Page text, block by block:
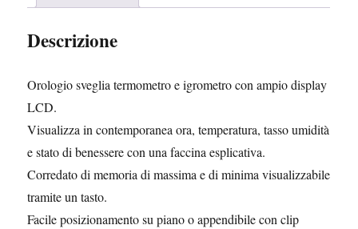
Descrizione
Orologio sveglia termometro e igrometro con ampio display
LCD.
Visualizza in contemporanea ora, temperatura, tasso umidità
e stato di benessere con una faccina esplicativa.
Corredato di memoria di massima e di minima visualizzabile
tramite un tasto.
Facile posizionamento su piano o appendibile con clip